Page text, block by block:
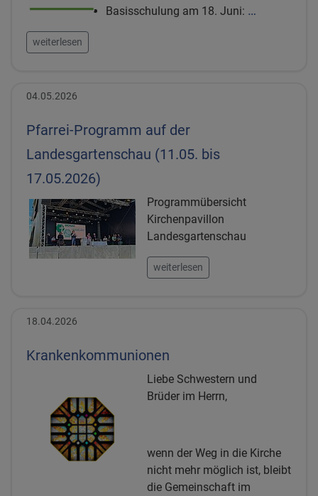
Basisschulung am 18. Juni: …
weiterlesen
04.05.2026
Pfarrei-Programm auf der
Landesgartenschau (11.05. bis
17.05.2026)
Programmübersicht
Kirchenpavillon
Landesgartenschau
weiterlesen
18.04.2026
Krankenkommunionen
Liebe Schwestern und
Brüder im Herrn,
wenn der Weg in die Kirche
nicht mehr möglich ist, bleibt
die Gemeinschaft im